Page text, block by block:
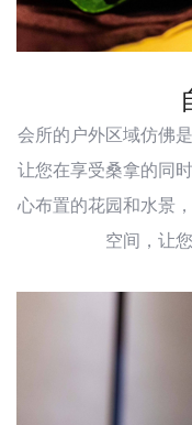
会所的户外区域仿佛
让您在享受桑拿的同
心布置的花园和水景
空间，让